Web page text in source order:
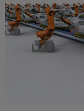
voor
moderne
energie-
netwerken
Industriële
printers
Industriële
verlichting